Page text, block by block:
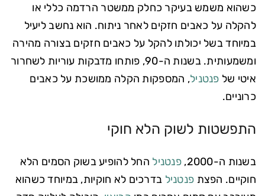
כשהוא משמש בעיקר כחלק ממשטר הרדמה כללי או
להקלה על כאבים חזקים לאחר ניתוח. הוא נחשב ליעיל
במיוחד בשל יכולתו להקל על כאבים חזקים בצורה מהירה
ומשמעותית. בשנות ה-90, פותחו מדבקות עוריות לשחרור
איטי של פנטניל, המספקות הקלה ממושכת על כאבים
כרוניים.
התפשטות לשוק הלא חוקי
בשנות ה-2000, פנטניל החל להופיע בשוק הסמים הלא
חוקיים. הפצת פנטניל בדרכים לא חוקיות, במיוחד כשהוא